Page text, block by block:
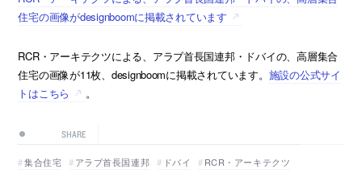
住宅の画像がdesignboomに掲載されています
RCR・アーキテクツによる、アラブ首長国連邦・ドバイの、高層集合
住宅の画像が11枚、designboomに掲載されています。 施設の公式サイ
トはこちら
。
SHARE
集合住宅 アラブ首長国連邦 ドバイ RCR・アーキテクツ